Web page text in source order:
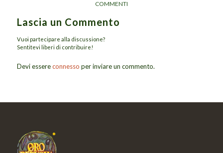
COMMENTI
Lascia un Commento
Vuoi partecipare alla discussione?
Sentitevi liberi di contribuire!
Devi essereconnesso per inviare un commento.